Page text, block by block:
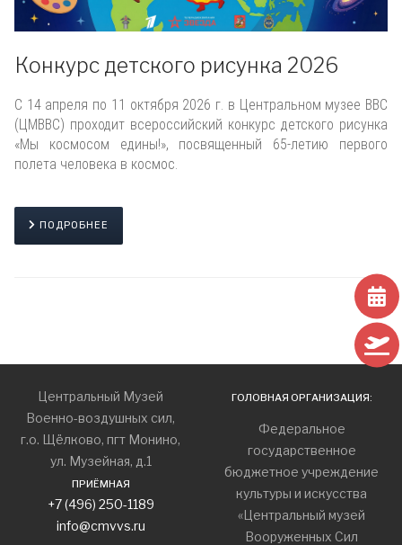
Конкурс детского рисунка 2026
С 14 апреля по 11 октября 2026 г. в Центральном музее ВВС
(ЦМВВС) проходит всероссийский конкурс детского рисунка
«Мы космосом едины!», посвященный 65-летию первого
полета человека в космос.
ПОДРОБНЕЕ
Центральный Музей
Военно-воздушных сил,
г.о. Щёлково, пгт Монино,
ул. Музейная, д.1
ПРИЁМНАЯ
+7 (496) 250-1189
info@cmvvs.ru
ГОЛОВНАЯ ОРГАНИЗАЦИЯ:
Федеральное
государственное
бюджетное учреждение
культуры и искусства
«Центральный музей
Вооруженных Сил